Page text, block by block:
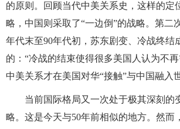
的原则。回顾当代中美关系史，这样的
略，中国则采取了“一边倒”的战略。第二
年代末至90年代初，苏东剧变、冷战终
的：“冷战的结束使得很多美国人认为不
中美关系才在美国对华“接触”与中国融入
当前国际格局又一次处于极其深刻
略。这是今天与50年前相似的地方。然